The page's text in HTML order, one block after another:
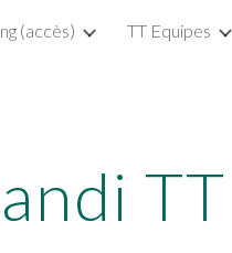
Skip to navigation
(accès) TT Equipes
TT